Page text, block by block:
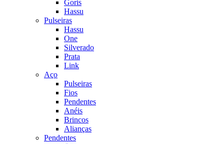
Goris
Hassu
Pulseiras
Hassu
One
Silverado
Prata
Link
Aço
Pulseiras
Fios
Pendentes
Anéis
Brincos
Alianças
Pendentes